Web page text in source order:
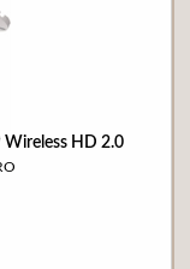
HD 2.0